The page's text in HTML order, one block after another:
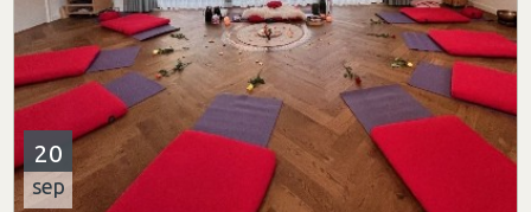
20
sep